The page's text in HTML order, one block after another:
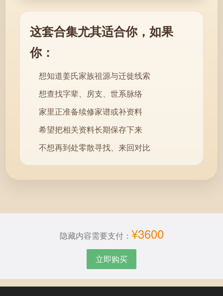
这套合集尤其适合你，如果
你：
想知道姜氏家族祖源与迁徙线索
想查找字辈、房支、世系脉络
家里正准备续修家谱或补资料
希望把相关资料长期保存下来
不想再到处零散寻找、来回对比
隐藏内容需要支付： ¥3600
立即购买